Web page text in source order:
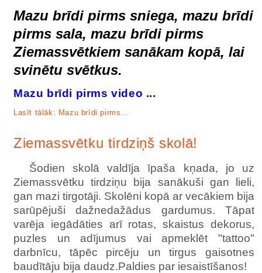
Mazu brīdi pirms sniega, mazu brīdi
pirms sala, mazu brīdi pirms
Ziemassvētkiem sanākam kopā, lai
svinētu svētkus.
Mazu brīdi pirms video ...
Lasīt tālāk: Mazu brīdi pirms...
Ziemassvētku tirdziņš skolā!
Šodien skolā valdīja īpaša kņada, jo uz
Ziemassvētku tirdziņu bija sanākuši gan lieli,
gan mazi tirgotāji. Skolēni kopā ar vecākiem bija
sarūpējuši dažnedažādus gardumus. Tāpat
varēja iegādāties arī rotas, skaistus dekorus,
puzles un adījumus vai apmeklēt "tattoo"
darbnīcu, tāpēc pircēju un tirgus gaisotnes
baudītāju bija daudz.Paldies par iesaistīšanos!